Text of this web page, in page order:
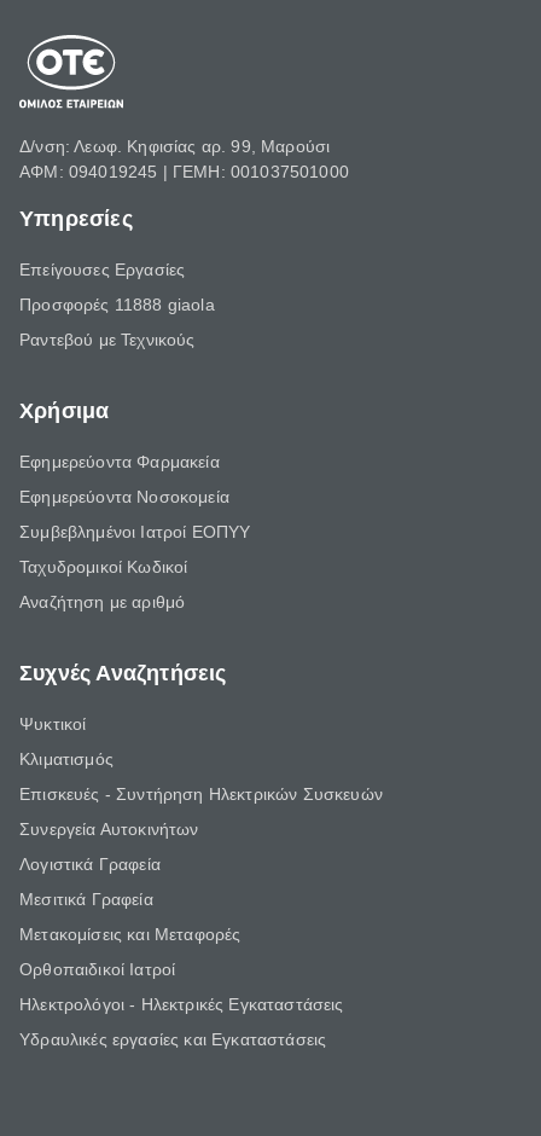
Δ/νση: Λεωφ. Κηφισίας αρ. 99, Μαρούσι
ΑΦΜ: 094019245 | ΓΕΜΗ: 001037501000
Υπηρεσίες
Επείγουσες Εργασίες
Προσφορές 11888 giaola
Ραντεβού με Τεχνικούς
Χρήσιμα
Εφημερεύοντα Φαρμακεία
Εφημερεύοντα Νοσοκομεία
Συμβεβλημένοι Ιατροί ΕΟΠΥΥ
Ταχυδρομικοί Κωδικοί
Αναζήτηση με αριθμό
Συχνές Αναζητήσεις
Ψυκτικοί
Κλιματισμός
Επισκευές - Συντήρηση Ηλεκτρικών Συσκευών
Συνεργεία Αυτοκινήτων
Λογιστικά Γραφεία
Μεσιτικά Γραφεία
Μετακομίσεις και Μεταφορές
Ορθοπαιδικοί Ιατροί
Ηλεκτρολόγοι - Ηλεκτρικές Εγκαταστάσεις
Υδραυλικές εργασίες και Εγκαταστάσεις